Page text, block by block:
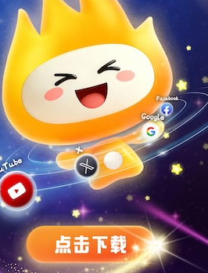
器|旋风加速 |
|INS加速器免费版
接码S |西柚加速
安卓vqn免费| 一
|蚂蚁加速器|坚